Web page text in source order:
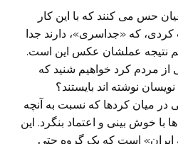
حس می کنند که با این کار
کردی، که «جداسری»، دارند جدا
نتیجه عملشان عکس این است.
از مردم کرد خواهیم شنید که
نوشته اند بایستند؟
میان کردها که نسبت به آنچه
با خوش بینی و اعتماد بنگرد. این
ایران»‌ است که یک گروه حتی